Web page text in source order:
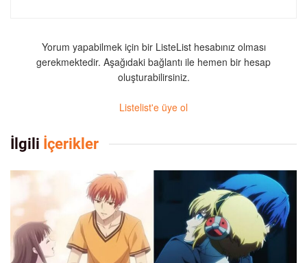
Yorum yapabilmek için bir ListeList hesabınız olması
gerekmektedir. Aşağıdaki bağlantı ile hemen bir hesap
oluşturabilirsiniz.
Listelist'e üye ol
İlgili İçerikler